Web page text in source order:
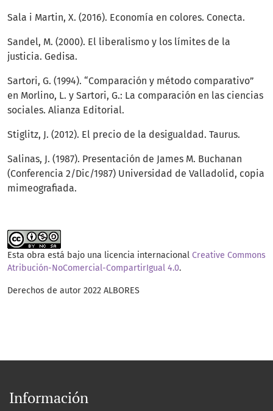
Sala i Martin, X. (2016). Economía en colores. Conecta.
Sandel, M. (2000). El liberalismo y los límites de la
justicia. Gedisa.
Sartori, G. (1994). “Comparación y método comparativo”
en Morlino, L. y Sartori, G.: La comparación en las ciencias
sociales. Alianza Editorial.
Stiglitz, J. (2012). El precio de la desigualdad. Taurus.
Salinas, J. (1987). Presentación de James M. Buchanan
(Conferencia 2/Dic/1987) Universidad de Valladolid, copia
mimeografiada.
Esta obra está bajo una licencia internacional Creative Commons
Atribución-NoComercial-CompartirIgual 4.0.
Derechos de autor 2022 ALBORES
Información